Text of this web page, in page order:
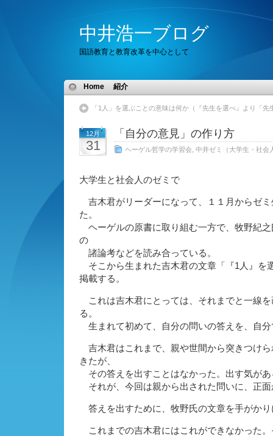
中井浩一ブログ
国語教育と教育改革を中心として
Home 紹介
「1人」を選ぶことの意味は何か（『先生を選べ』より「
12月
31
「自分の意見」の作り方
ヘーゲル哲学の学習会 中井ゼミ（大学生・社会
大学生と社会人のゼミで
吉木君がリーダーになって、１１月からゼ
た。
ヘーゲルの原書に取り組む一方で、牧野紀
の
諸論考などを読み合っている。
そこから生まれた吉木君の文章「『1人』を
掲載する。
これは吉木君にとっては、それまでと一線
る。
生まれて初めて、自分の問いの答えを、自
吉木君はこれまで、親や世間から突きつけ
きたが、
その答えを出すことはなかった。出す気が
それが、今回は親から出された問いに、正
答えを出すために、牧野氏の文章を手がか
これまでの吉木君にはこれができなかった